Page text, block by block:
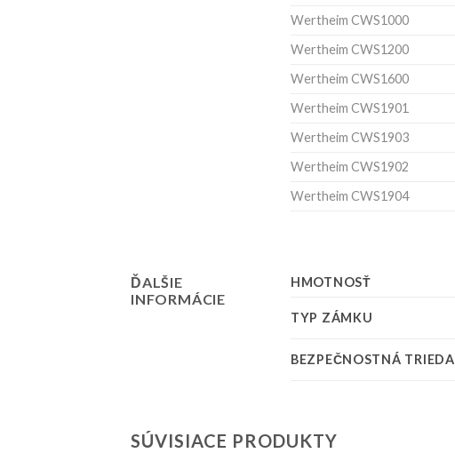
Wertheim CWS1000
Wertheim CWS1200
Wertheim CWS1600
Wertheim CWS1901
Wertheim CWS1903
Wertheim CWS1902
Wertheim CWS1904
ĎALŠIE
INFORMÁCIE
HMOTNOSŤ
TYP ZÁMKU
BEZPEČNOSTNÁ TRIEDA
SÚVISIACE PRODUKTY